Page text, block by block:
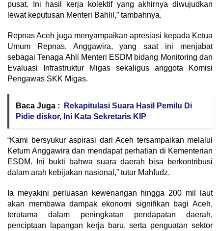
pusat. Ini hasil kerja kolektif yang akhirnya diwujudkan
lewat keputusan Menteri Bahlil,” tambahnya.
Repnas Aceh juga menyampaikan apresiasi kepada Ketua
Umum Repnas, Anggawira, yang saat ini menjabat
sebagai Tenaga Ahli Menteri ESDM bidang Monitoring dan
Evaluasi Infrastruktur Migas sekaligus anggota Komisi
Pengawas SKK Migas.
Baca Juga :
Rekapitulasi Suara Hasil Pemilu Di
Pidie diskor, Ini Kata Sekretaris KIP
“Kami bersyukur aspirasi dari Aceh tersampaikan melalui
Ketum Anggawira dan mendapat perhatian di Kementerian
ESDM. Ini bukti bahwa suara daerah bisa berkontribusi
dalam arah kebijakan nasional,” tutur Mahfudz.
Ia meyakini perluasan kewenangan hingga 200 mil laut
akan membawa dampak ekonomi signifikan bagi Aceh,
terutama dalam peningkatan pendapatan daerah,
penciptaan lapangan kerja baru, serta penguatan sektor